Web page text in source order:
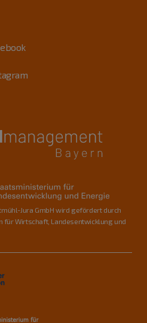
Jura GmbH wird gefördert durch
für Wirtschaft, Landesentwicklung und